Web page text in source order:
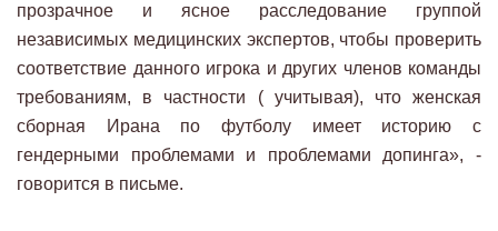
прозрачное и ясное расследование группой
независимых медицинских экспертов, чтобы проверить
соответствие данного игрока и других членов команды
требованиям, в частности ( учитывая), что женская
сборная Ирана по футболу имеет историю с
гендерными проблемами и проблемами допинга», -
говорится в письме.